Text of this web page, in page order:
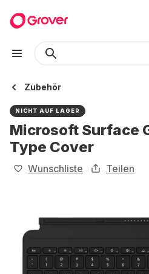
Zubehör
NICHT AUF LAGER
Microsoft Surface
Type Cover
Wunschliste Teilen